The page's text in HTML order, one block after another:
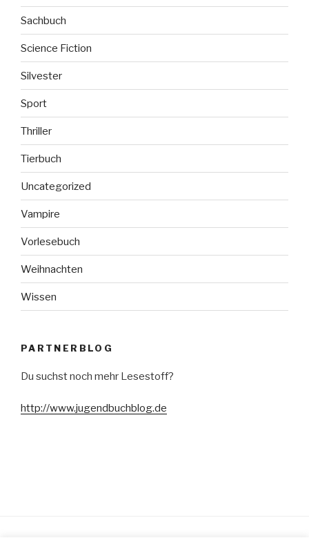
Sachbuch
Science Fiction
Silvester
Sport
Thriller
Tierbuch
Uncategorized
Vampire
Vorlesebuch
Weihnachten
Wissen
PARTNERBLOG
Du suchst noch mehr Lesestoff?
http://www.jugendbuchblog.de